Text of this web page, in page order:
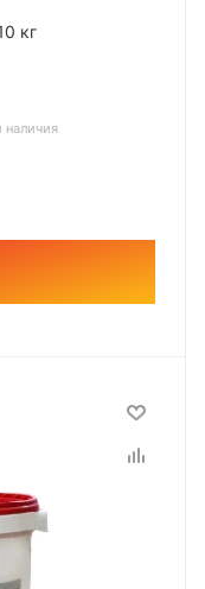
кг
наличия